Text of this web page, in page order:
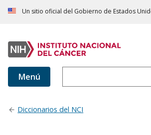
Un sitio oficial del Gobierno de Estados
Menú
Diccionarios del NCI